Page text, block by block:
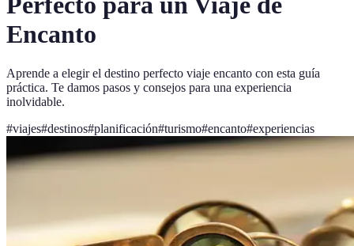
Encanto
Aprende a elegir el destino perfecto viaje encanto con esta guía
práctica. Te damos pasos y consejos para una experiencia
inolvidable.
#viajes#destinos#planificación#turismo#encanto#experiencias